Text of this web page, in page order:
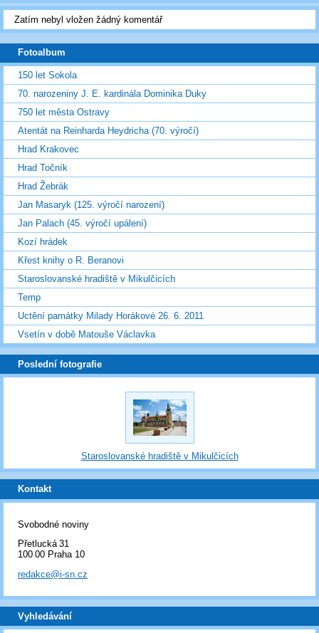
Zatím nebyl vložen žádný komentář
Fotoalbum
150 let Sokola
70. narozeniny J. E. kardinála Dominika Duky
750 let města Ostravy
Atentát na Reinharda Heydricha (70. výročí)
Hrad Krakovec
Hrad Točník
Hrad Žebrák
Jan Masaryk (125. výročí narození)
Jan Palach (45. výročí upálení)
Kozí hrádek
Křest knihy o R. Beranovi
Staroslovanské hradiště v Mikulčicích
Temp
Uctění památky Milady Horákové 26. 6. 2011
Vsetín v době Matouše Václavka
Poslední fotografie
Staroslovanské hradiště v Mikulčicích
Kontakt
Svobodné noviny
Přetlucká 31
100 00 Praha 10
redakce@i-sn.cz
Vyhledávání